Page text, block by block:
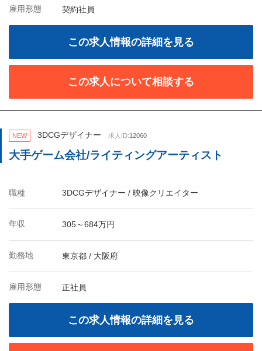
雇用形態 契約社員
この求人情報の詳細を見る
この求人について相談する
NEW 3DCGデザイナー 求人ID:12060
大手ゲーム会社/ライティングアーティスト
職種 3DCGデザイナー / 映像クリエイター
年収 305～684万円
勤務地 東京都 / 大阪府
雇用形態 正社員
この求人情報の詳細を見る